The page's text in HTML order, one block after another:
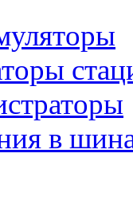
в